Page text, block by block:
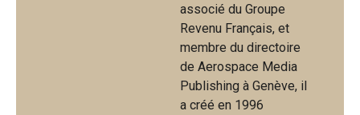
associé du Groupe
Revenu Français, et
membre du directoire
de Aerospace Media
Publishing à Genève, il
a créé en 1996